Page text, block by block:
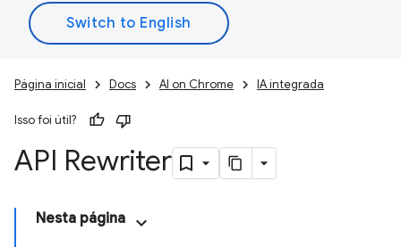
Página inicial Docs AI on Chrome IA integrada
Isso foi útil?
API Rewriter
Nesta página